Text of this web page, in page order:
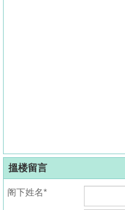
搵楼留言
阁下姓名*